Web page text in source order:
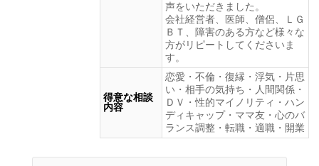
声をいただきました。
会社経営者、医師、僧侶、ＬＧ
ＢＴ、障害のある方など様々な
方がリピートしてくださいま
す。
得意な相談
内容
恋愛・不倫・復縁・浮気・片思
い・相手の気持ち・人間関係・
ＤＶ・性的マイノリティ・ハン
ディキャップ・ママ友・心のバ
ランス調整・転職・適職・開業